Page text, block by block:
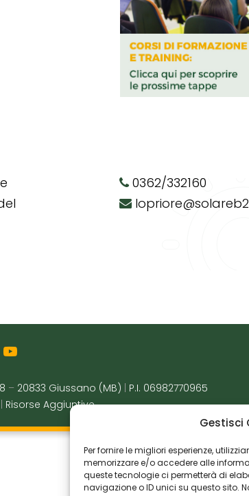
Gestisci
Per fornire le migliori esperienze,
memorizzare e/o accedere alle
queste tecnologie ci permetterà di
navigazione o ID unici su questo sito.
0362/332160
– 20833 Giussano (MB)
P.I. 06982770965
Risorse Aggiuntive